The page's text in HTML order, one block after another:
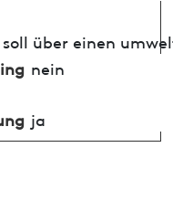
soll über einen
nein
ja